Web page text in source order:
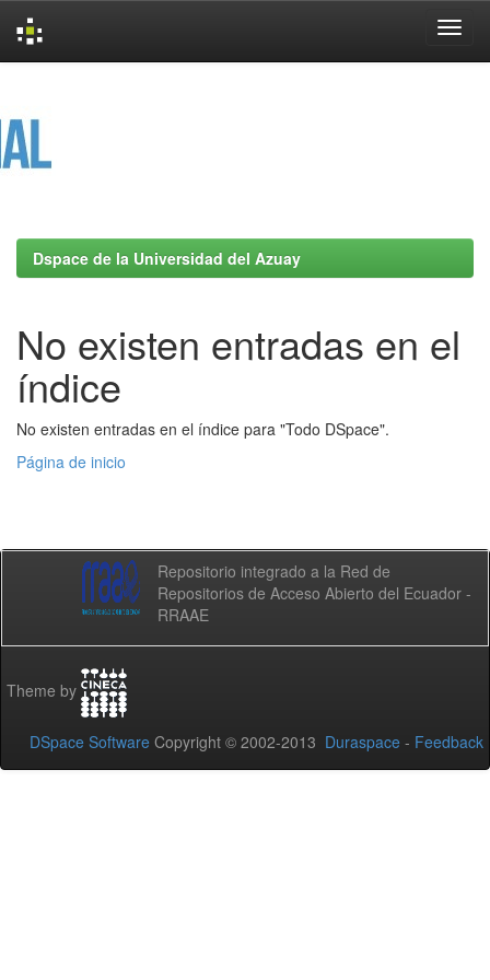
Dspace de la Universidad del Azuay
No existen entradas en el
índice
No existen entradas en el índice para "Todo DSpace".
Página de inicio
Repositorio integrado a la Red de
Repositorios de Acceso Abierto del Ecuador -
RRAAE
Theme by
DSpace Software Copyright © 2002-2013 Duraspace - Feedback